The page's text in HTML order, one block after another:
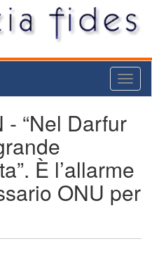
- “Nel Darfur
È l’allarme
ONU per